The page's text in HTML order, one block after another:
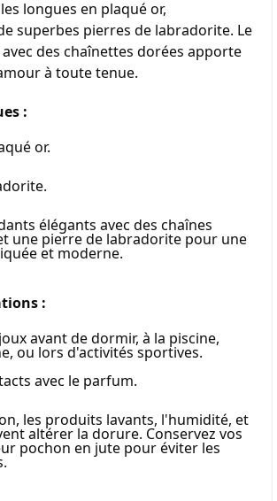
longues en plaqué or,
superbes pierres de labradorite. Le
des chaînettes dorées apporte
à toute tenue.
:
or.
élégants avec des chaînes
une pierre de labradorite pour une
et moderne.
:
avant de dormir, à la piscine,
ou lors d'activités sportives.
avec le parfum.
les produits lavants, l'humidité, et
altérer la dorure. Conservez vos
pochon en jute pour éviter les